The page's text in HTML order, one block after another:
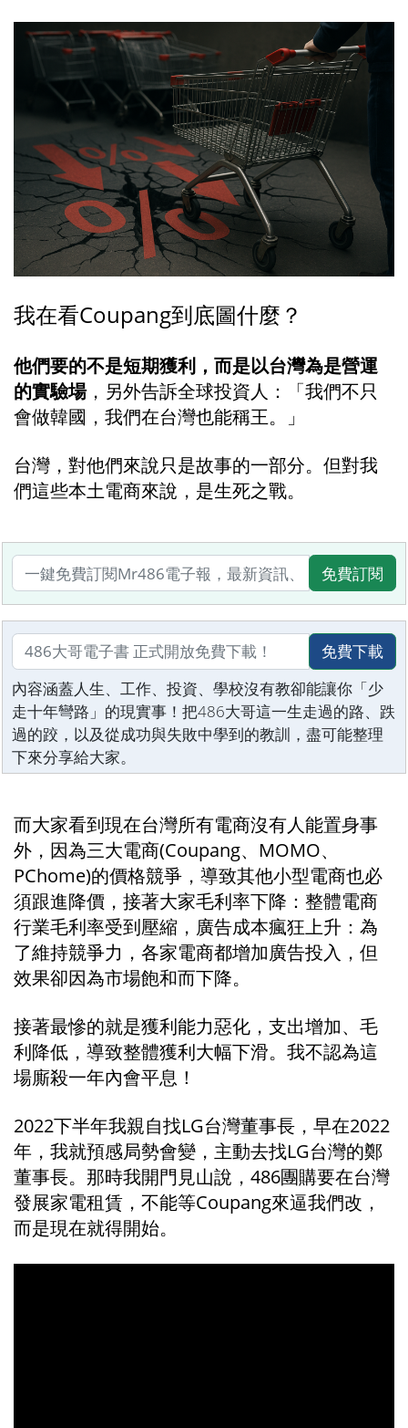
我在看Coupang到底圖什麼？
他們要的不是短期獲利，而是以台灣為是營運
的實驗場，另外告訴全球投資人：「我們不只
會做韓國，我們在台灣也能稱王。」
台灣，對他們來說只是故事的一部分。但對我
們這些本土電商來說，是生死之戰。
免費訂閱
免費下載
內容涵蓋人生、工作、投資、學校沒有教卻能讓你「少
走十年彎路」的現實事！把486大哥這一生走過的路、跌
過的跤，以及從成功與失敗中學到的教訓，盡可能整理
下來分享給大家。
而大家看到現在台灣所有電商沒有人能置身事
外，因為三大電商(Coupang、MOMO、
PChome)的價格競爭，導致其他小型電商也必
須跟進降價，接著大家毛利率下降：整體電商
行業毛利率受到壓縮，廣告成本瘋狂上升：為
了維持競爭力，各家電商都增加廣告投入，但
效果卻因為市場飽和而下降。
接著最慘的就是獲利能力惡化，支出增加、毛
利降低，導致整體獲利大幅下滑。我不認為這
場廝殺一年內會平息！
2022下半年我親自找LG台灣董事長，早在2022
年，我就預感局勢會變，主動去找LG台灣的鄭
董事長。那時我開門見山說，486團購要在台灣
發展家電租賃，不能等Coupang來逼我們改，
而是現在就得開始。